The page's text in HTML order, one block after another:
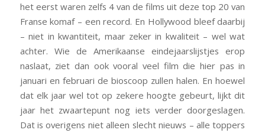
het eerst waren zelfs 4 van de films uit deze top 20 van
Franse komaf – een record. En Hollywood bleef daarbij
– niet in kwantiteit, maar zeker in kwaliteit – wel wat
achter. Wie de Amerikaanse eindejaarslijstjes erop
naslaat, ziet dan ook vooral veel film die hier pas in
januari en februari de bioscoop zullen halen. En hoewel
dat elk jaar wel tot op zekere hoogte gebeurt, lijkt dit
jaar het zwaartepunt nog iets verder doorgeslagen.
Dat is overigens niet alleen slecht nieuws – alle toppers